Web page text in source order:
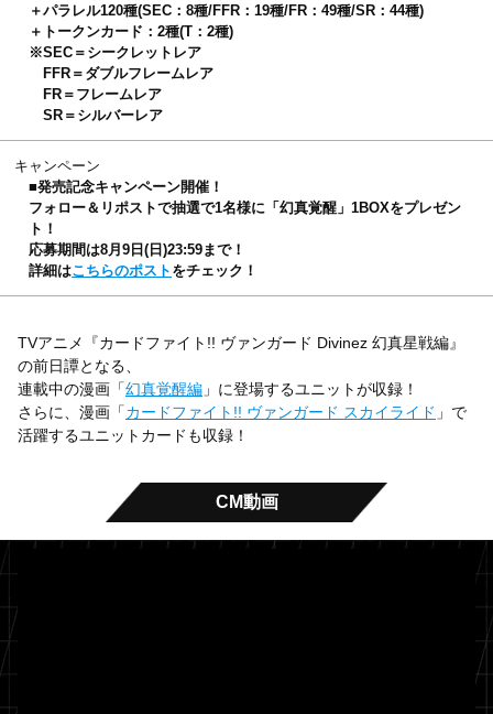
＋パラレル120種(SEC：8種/FFR：19種/FR：49種/SR：44種)
＋トークンカード：2種(T：2種)
※SEC＝シークレットレア
FFR＝ダブルフレームレア
FR＝フレームレア
SR＝シルバーレア
キャンペーン
■発売記念キャンペーン開催！
フォロー＆リポストで抽選で1名様に「幻真覚醒」1BOXをプレゼン
ト！
応募期間は8月9日(日)23:59まで！
詳細はこちらのポスト をチェック！
TVアニメ『カードファイト!! ヴァンガード Divinez 幻真星戦編』
の前日譚となる、
連載中の漫画「幻真覚醒編 」に登場するユニットが収録！
さらに、漫画「カードファイト!! ヴァンガード スカイライド 」で
活躍するユニットカードも収録！
CM動画